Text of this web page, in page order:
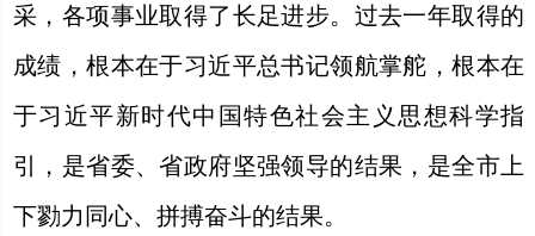
采，各项事业取得了长足进步。过去一年取得的
成绩，根本在于习近平总书记领航掌舵，根本在
于习近平新时代中国特色社会主义思想科学指
引，是省委、省政府坚强领导的结果，是全市上
下勠力同心、拼搏奋斗的结果。